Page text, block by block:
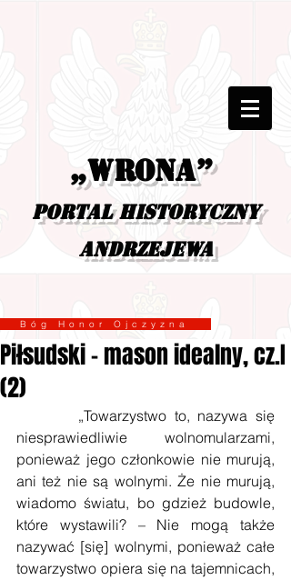
„Wrona”
portal historyczny
Andrzejewa
Honor Ojczyzna
Piłsudski - mason idealny, cz.I
(2)
niesprawiedliwie wolnomularzami,
ponieważ jego członkowie nie murują,
ani też nie są wolnymi. Że nie murują,
wiadomo światu, bo gdzież budowle,
które wystawili? – Nie mogą także
nazywać [się] wolnymi, ponieważ całe
towarzystwo opiera się na tajemnicach,